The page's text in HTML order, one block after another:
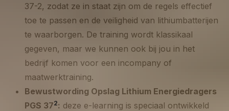
37-2, zodat ze in staat zijn om de regels effectief
toe te passen en de veiligheid van lithiumbatterijen
te waarborgen. De training wordt klassikaal
gegeven, maar we kunnen ook bij jou in het
bedrijf komen voor een incompany of
maatwerktraining.
Bewustwording Opslag Lithium Energiedragers
PGS 372: deze e-learning is speciaal ontwikkeld